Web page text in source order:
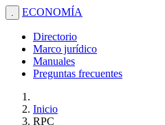
. ECONOMÍA
Directorio
Marco jurídico
Manuales
Preguntas frecuentes
Inicio
RPC